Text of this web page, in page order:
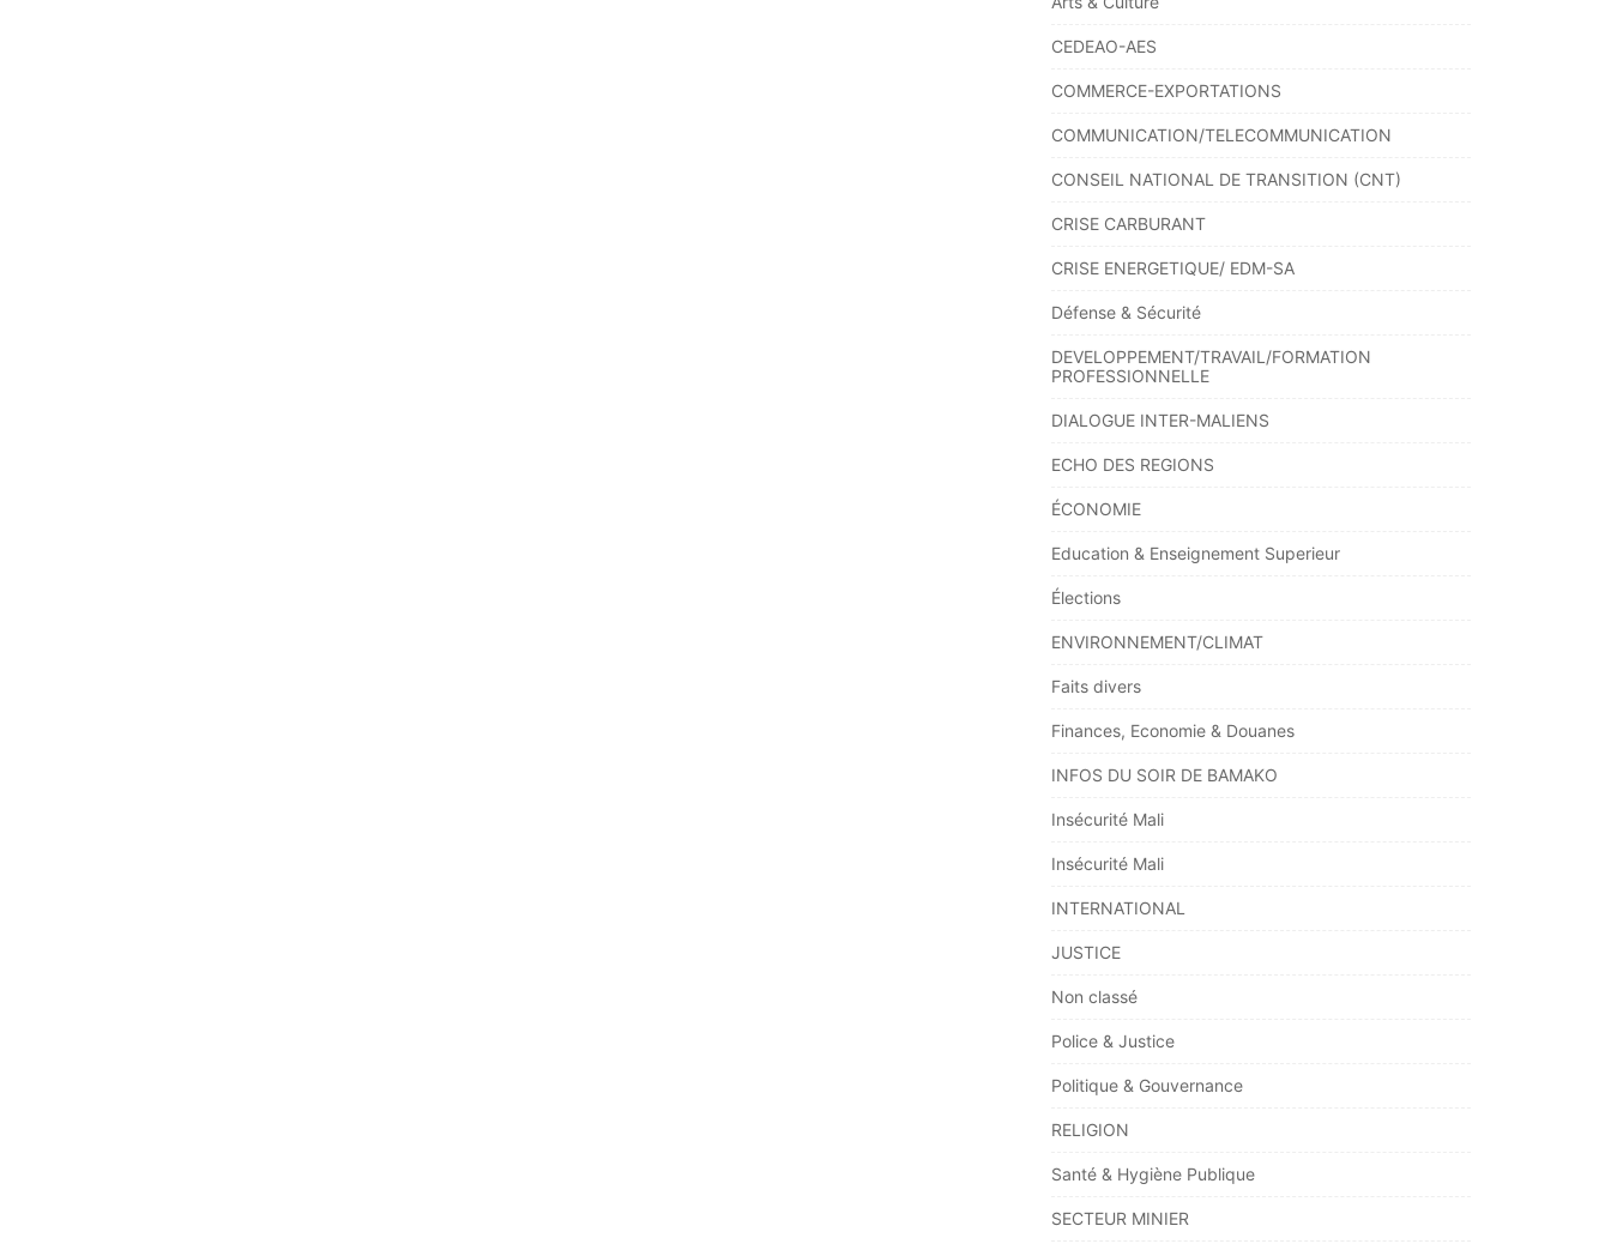
CEDEAO-AES
COMMERCE-EXPORTATIONS
COMMUNICATION/TELECOMMUNICATION
CONSEIL NATIONAL DE TRANSITION (CNT)
CRISE CARBURANT
CRISE ENERGETIQUE/ EDM-SA
Défense & Sécurité
DEVELOPPEMENT/TRAVAIL/FORMATION
PROFESSIONNELLE
DIALOGUE INTER-MALIENS
ECHO DES REGIONS
ÉCONOMIE
Education & Enseignement Superieur
Élections
ENVIRONNEMENT/CLIMAT
Faits divers
Finances, Economie & Douanes
INFOS DU SOIR DE BAMAKO
Insécurité Mali
Insécurité Mali
INTERNATIONAL
JUSTICE
Non classé
Police & Justice
Politique & Gouvernance
RELIGION
Santé & Hygiène Publique
SECTEUR MINIER